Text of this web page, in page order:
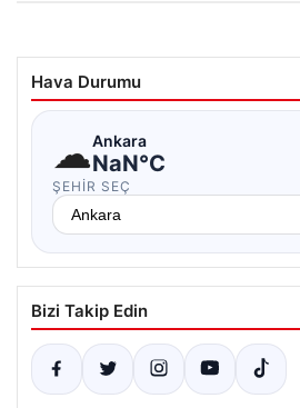
Hava Durumu
☁Ankara
NaN°C
ŞEHIR SEÇ
Bizi Takip Edin